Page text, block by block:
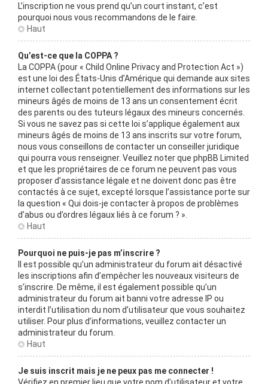
L’inscription ne vous prend qu’un court instant, c’est
pourquoi nous vous recommandons de le faire.
Haut
Qu’est-ce que la COPPA ?
La COPPA (pour « Child Online Privacy and Protection Act »)
est une loi des États-Unis d’Amérique qui demande aux sites
internet collectant potentiellement des informations sur les
mineurs âgés de moins de 13 ans un consentement écrit
des parents ou des tuteurs légaux des mineurs concernés.
Si vous ne savez pas si cette loi s’applique également aux
mineurs âgés de moins de 13 ans inscrits sur votre forum,
nous vous conseillons de contacter un conseiller juridique
qui pourra vous renseigner. Veuillez noter que phpBB Limited
et que les propriétaires de ce forum ne peuvent pas vous
proposer d’assistance légale et ne doivent donc pas être
contactés à ce sujet, excepté lorsque l’assistance porte sur
la question « Qui dois-je contacter à propos de problèmes
d’abus ou d’ordres légaux liés à ce forum ? ».
Haut
Pourquoi ne puis-je pas m’inscrire ?
Il est possible qu’un administrateur du forum ait désactivé
les inscriptions afin d’empêcher les nouveaux visiteurs de
s’inscrire. De même, il est également possible qu’un
administrateur du forum ait banni votre adresse IP ou
interdit l’utilisation du nom d’utilisateur que vous souhaitez
utiliser. Pour plus d’informations, veuillez contacter un
administrateur du forum.
Haut
Je suis inscrit mais je ne peux pas me connecter !